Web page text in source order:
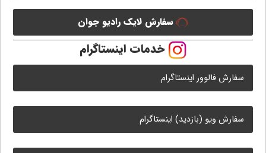
سفارش لایک رادیو جوان
خدمات اینستاگرام
سفارش فالوور اینستاگرام
سفارش ویو (بازدید) اینستاگرام